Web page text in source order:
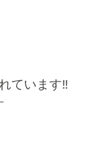
ています‼️